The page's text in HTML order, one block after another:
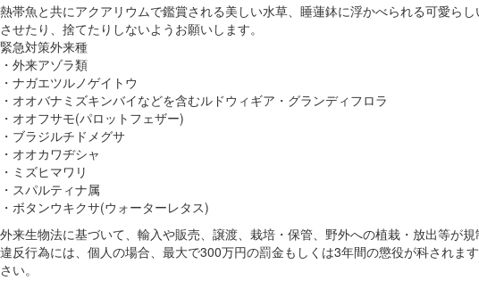
熱帯魚と共にアクアリウムで鑑賞される美しい水草、睡蓮鉢に浮かべられる可愛ら
させたり、捨てたりしないようお願いします。
緊急対策外来種
・外来アゾラ類
・ナガエツルノゲイトウ
・オオバナミズキンバイなどを含むルドウィギア・グランディフロラ
・オオフサモ(パロットフェザー)
・ブラジルチドメグサ
・オオカワヂシャ
・ミズヒマワリ
・スパルティナ属
・ボタンウキクサ(ウォーターレタス)
外来生物法に基づいて、輸入や販売、譲渡、栽培・保管、野外への植栽・放出等が規
違反行為には、個人の場合、最大で300万円の罰金もしくは3年間の懲役が科されま
さい。